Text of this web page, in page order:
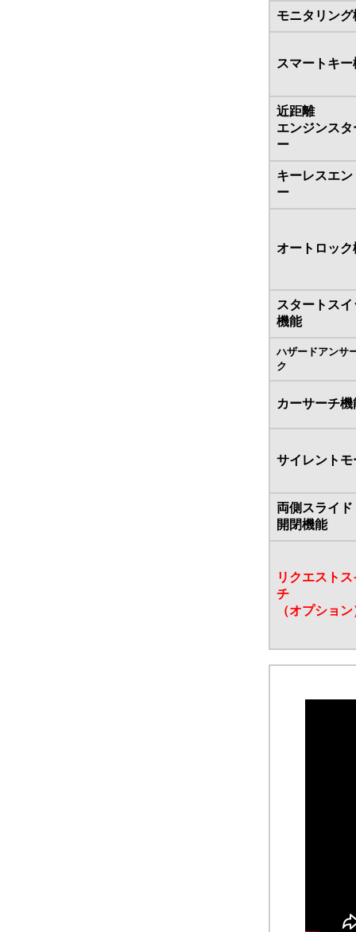
モニタリング
スマートキー
近距離
エンジンスタ
ー
キーレスエン
ー
オートロック
スタートスイ
機能
ハザードアンサ
ク
カーサーチ機
サイレントモ
両側スライド
開閉機能
リクエストス
チ
（オプション